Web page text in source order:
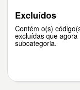
Excluídos
Contém o(s)
excluídas que
subcategoria.